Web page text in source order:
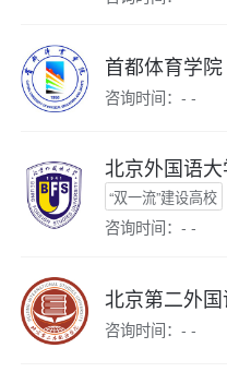
首都体育学院
咨询时间：- -
北京外国语大
“双一流”建设高校
咨询时间：- -
北京第二外
咨询时间：- -